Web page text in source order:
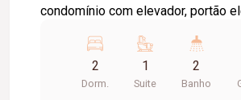
condomínio com elevador, portão
imóvel dispõe de sala ampla,
equipado com armário sob a pia,
em blindex, além de 02 quartos,
2
Dorm.
1
Suite
2
Banho